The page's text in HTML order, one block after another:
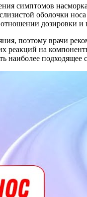
симптомов
оболочки
дозировки и
поэтому врачи
реакций на
подходящее